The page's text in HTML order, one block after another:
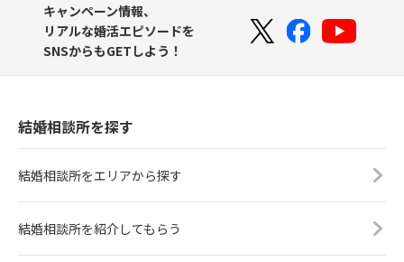
キャンペーン情報、
リアルな婚活エピソードを
SNSからもGETしよう！
結婚相談所を探す
結婚相談所をエリアから探す
結婚相談所を紹介してもらう